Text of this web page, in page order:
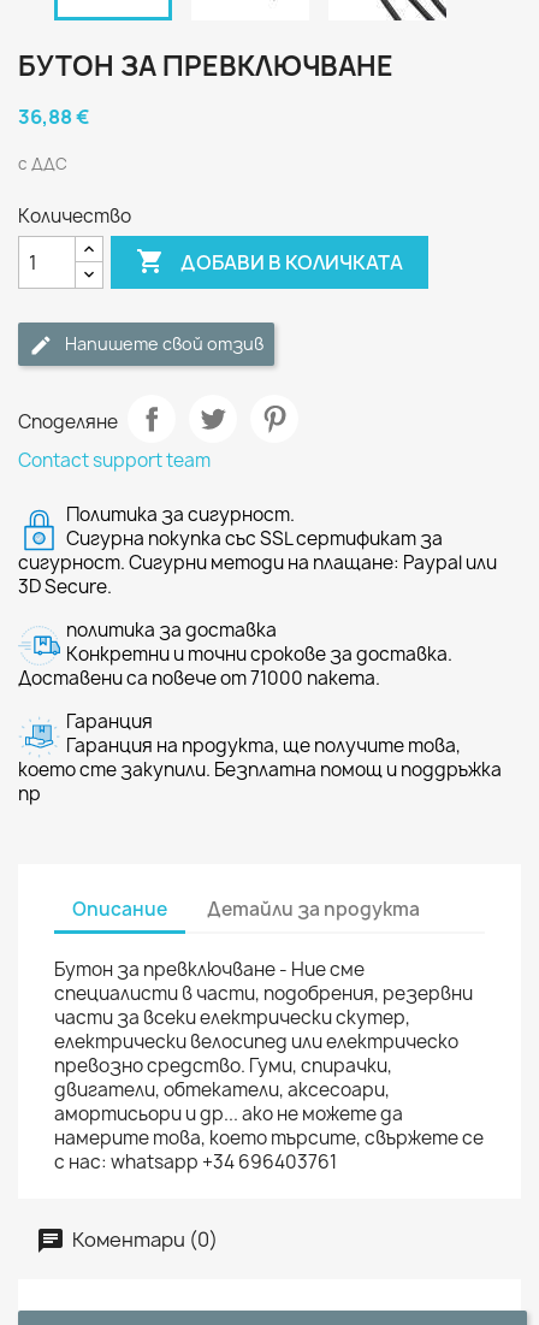
БУТОН ЗА ПРЕВКЛЮЧВАНЕ
36,88 €
с ДДС
Количество
 ДОБАВИ В КОЛИЧКАТА
Напишете свой отзив
Споделяне
Contact support team
Политика за сигурност.
Сигурна покупка със SSL сертификат за
сигурност. Сигурни методи на плащане: Paypal или
3D Secure.
политика за доставка
Конкретни и точни срокове за доставка.
Доставени са повече от 71000 пакета.
Гаранция
Гаранция на продукта, ще получите това,
което сте закупили. Безплатна помощ и поддръжка
пр
Описание Детайли за продукта
Бутон за превключване - Ние сме
специалисти в части, подобрения, резервни
части за всеки електрически скутер,
електрически велосипед или електрическо
превозно средство. Гуми, спирачки,
двигатели, обтекатели, аксесоари,
амортисьори и др... ако не можете да
намерите това, което търсите, свържете се
с нас: whatsapp +34 696403761
Коментари (0)